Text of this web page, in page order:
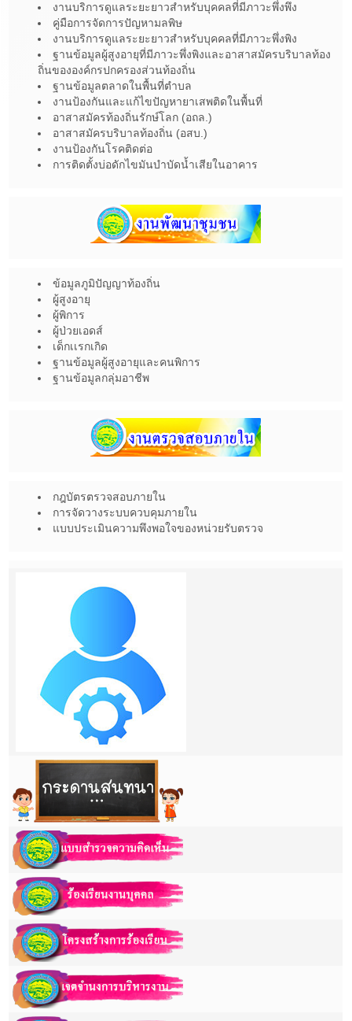
งานบริการดูแลระยะยาวสำหรับบุคคลที่มีภาวะพึ่งพึง
คู่มือการจัดการปัญหามลพิษ
งานบริการดูแลระยะยาวสำหรับบุคคลที่มีภาวะพึ่งพิง
ฐานข้อมูลผู้สูงอายุที่มีภาวะพึ่งพิงและอาสาสมัครบริบาลท้อง
ถิ่นขององค์กรปกครองส่วนท้องถิ่น
ฐานข้อมูลตลาดในพื้นที่ตำบล
งานป้องกันและแก้ไขปัญหายาเสพติดในพื้นที่
อาสาสมัครท้องถิ่นรักษ์โลก (อถล.)
อาสาสมัครบริบาลท้องถิ่น (อสบ.)
งานป้องกันโรคติดต่อ
การติดตั้งบ่อดักไขมันบำบัดน้ำเสียในอาคาร
ข้อมูลภูมิปัญญาท้องถิ่น
ผู้สูงอายุ
ผู้พิการ
ผู้ป่วยเอดส์
เด็กเเรกเกิด
ฐานข้อมูลผู้สูงอายุและคนพิการ
ฐานข้อมูลกลุ่มอาชีพ
กฎบัตรตรวจสอบภายใน
การจัดวางระบบควบคุมภายใน
แบบประเมินความพึงพอใจของหน่วยรับตรวจ